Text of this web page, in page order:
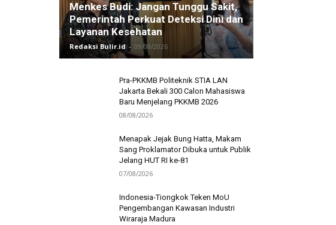
Menkes Budi: Jangan Tunggu Sakit,
Pemerintah Perkuat Deteksi Dini dan
Layanan Kesehatan
Redaksi Bulir.id - 09/08/2026
Pra-PKKMB Politeknik STIA LAN
Jakarta Bekali 300 Calon Mahasiswa
Baru Menjelang PKKMB 2026
08/08/2026
Menapak Jejak Bung Hatta, Makam
Sang Proklamator Dibuka untuk Publik
Jelang HUT RI ke-81
07/08/2026
Indonesia-Tiongkok Teken MoU
Pengembangan Kawasan Industri
Wiraraja Madura